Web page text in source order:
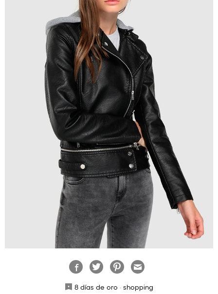
8 días de oro · shopping